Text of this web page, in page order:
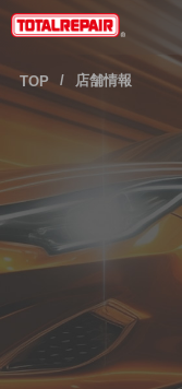
TOP / 店舗情報